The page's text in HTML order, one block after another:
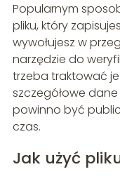
Popularnym
pliku, który
wywołujesz w
narzędzie do
trzeba traktować
szczegółowe
powinno być
czas.
Jak użyć